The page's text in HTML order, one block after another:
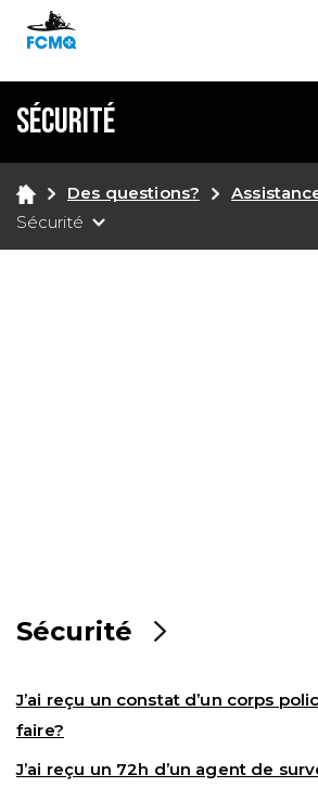
Sécurité
Des questions?
Sécurité
Sécurité
J’ai reçu un constat d’un corps
faire?
J’ai reçu un 72h d’un agent de